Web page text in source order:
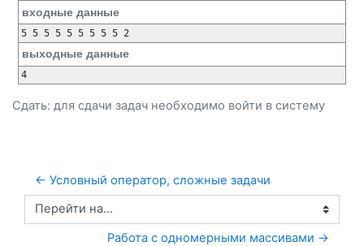
входные данные
выходные данные
Сдать: для сдачи задач необходимо войти в систему
← Условный оператор, сложные задачи
Перейти на...
Работа с одномерными массивами →